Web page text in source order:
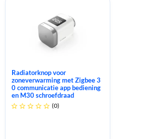
Radiatorknop voor
zoneverwarming met Zigbee 3
0 communicatie app bediening
en M30 schroefdraad
     (0)